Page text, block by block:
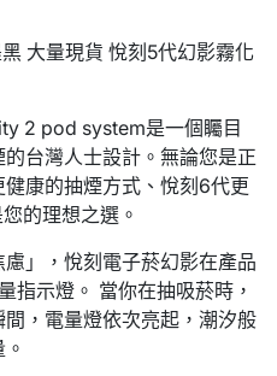
大量現貨 悅刻5代幻影霧化
2 pod system是一個矚目
台灣人士設計。無論您是正
康的抽煙方式、悅刻6代更
的理想之選。
」，悅刻電子菸幻影在產品
指示燈。 當你在抽吸菸時，
，電量燈依次亮起，潮汐般